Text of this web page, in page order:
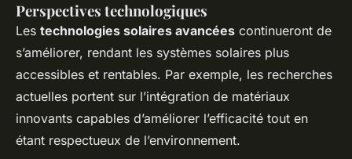
Perspectives technologiques
Les technologies solaires avancées continueront de
s’améliorer, rendant les systèmes solaires plus
accessibles et rentables. Par exemple, les recherches
actuelles portent sur l’intégration de matériaux
innovants capables d’améliorer l’efficacité tout en
étant respectueux de l’environnement.